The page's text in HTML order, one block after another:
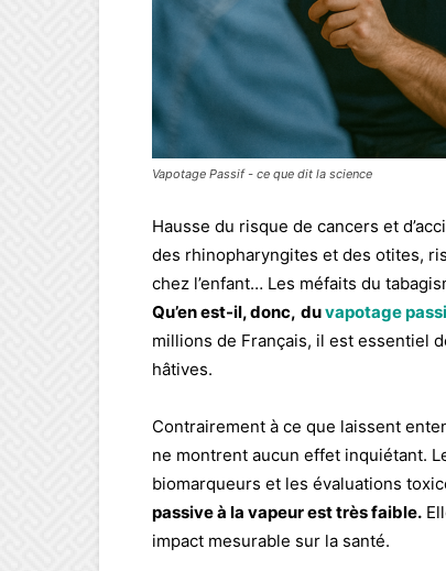
Vapotage Passif - ce que dit la science
Hausse du risque de cancers et
des rhinopharyngites et des otites,
chez l’enfant… Les méfaits du
Qu’en est-il, donc, duvapotage
millions de Français, il est essentiel
hâtives.
Contrairement à ce que laissent
ne montrent aucun effet inquiétant.
biomarqueurs et les évaluations
passive à la vapeur est très faible.
impact mesurable sur la santé.